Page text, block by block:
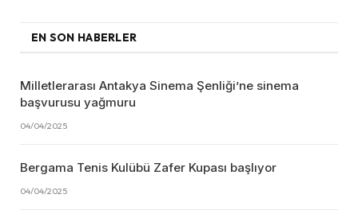
EN SON HABERLER
Milletlerarası Antakya Sinema Şenliği’ne sinema
başvurusu yağmuru
04/04/2025
Bergama Tenis Kulübü Zafer Kupası başlıyor
04/04/2025